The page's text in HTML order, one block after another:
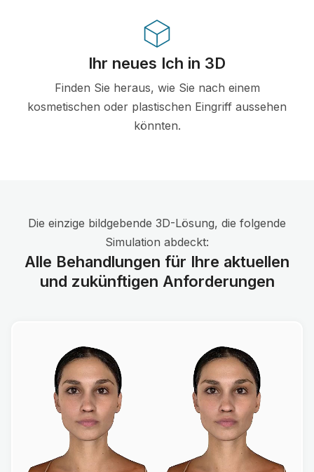
Ihr neues Ich in 3D
Finden Sie heraus, wie Sie nach einem
kosmetischen oder plastischen Eingriff aussehen
könnten.
Die einzige bildgebende 3D-Lösung, die folgende
Simulation abdeckt:
Alle Behandlungen für Ihre aktuellen
und zukünftigen Anforderungen